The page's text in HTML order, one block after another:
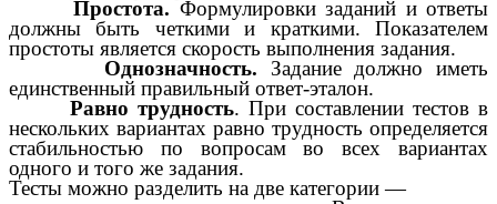
Простота.Формулировки заданий и ответы
должны быть четкими и краткими. Показателем
простоты является скорость выполнения задания.
Однозначность. Задание должно иметь
единственный правильный ответ-эталон.
Равно трудность. При составлении тестов в
нескольких вариантах равно трудность определяется
стабильностью по вопросам во всех вариантах
одного и того же задания.
Тесты можно разделить на две категории —